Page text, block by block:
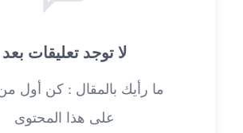
لا توجد تعليقات بعد
ما رأيك بالمقال : كن أول
على هذا المحتوى